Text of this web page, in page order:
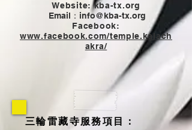
Website: kba-tx.org
Email： info@kba-tx.org
Facebook:
www.facebook.com/temple.kalach
akra/
三輪雷藏寺服務項目：